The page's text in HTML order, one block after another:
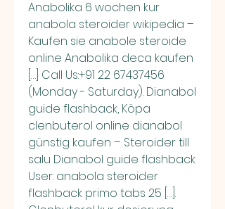
Anabolika 6 wochen kur
anabola steroider wikipedia –
Kaufen sie anabole steroide
online Anabolika deca kaufen
[…] Call Us:+91 22 67437456
(Monday - Saturday). Dianabol
guide flashback, Köpa
clenbuterol online dianabol
günstig kaufen – Steroider till
salu Dianabol guide flashback
User: anabola steroider
flashback primo tabs 25 […].